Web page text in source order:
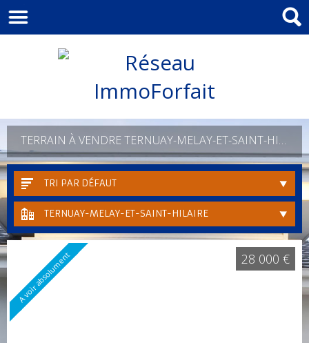
TERRAIN À VENDRE TERNUAY-MELAY-ET-SAINT-HILAIRE
TRI PAR DÉFAUT
TERNUAY-MELAY-ET-SAINT-HILAIRE
A voir absolument 28 000 €